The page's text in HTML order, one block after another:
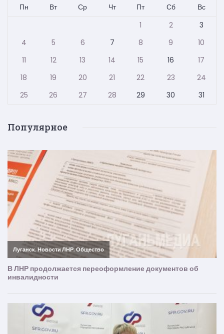
Пн
Вт Ср Чт Пт Сб
Вс
1
2
3
4
5 6 7 8 9
10
11
12 13 14 15 16
17
18
19 20 21 22 23
24
25
26 27 28 29 30 31
Популярное